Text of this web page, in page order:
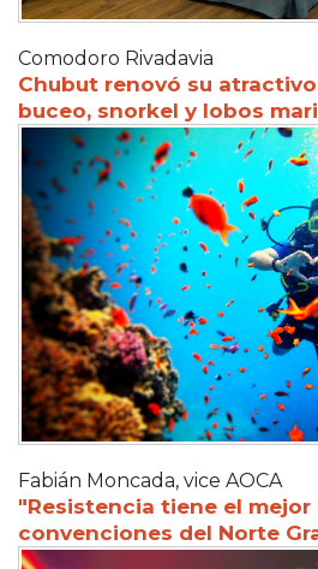
Comodoro Rivadavia
Chubut renovó su
buceo, snorkel y lobos
Fabián Moncada, vice AOCA
"Resistencia tiene el
convenciones del Norte